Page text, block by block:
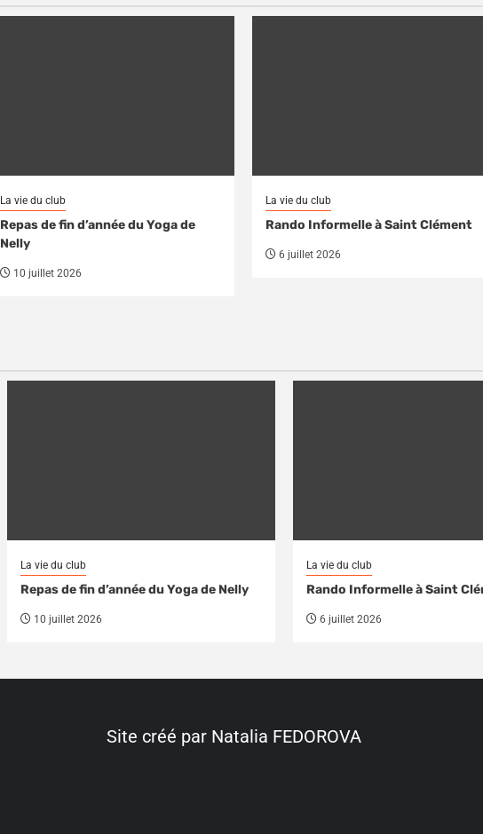
La vie du club
Repas de fin d’année du Yoga de
Nelly
10 juillet 2026
La vie du club
Rando Informelle à Saint Clément
6 juillet 2026
La vie du club
Repas de fin d’année du Yoga de Nelly
10 juillet 2026
La vie du club
Rando Informelle à Saint
6 juillet 2026
Site créé par Natalia FEDOROVA